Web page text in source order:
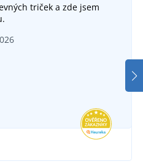
triček a zde jsem